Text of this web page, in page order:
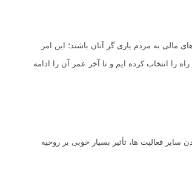
مالی به مردم یاری گر آنان باشند؛ این امر
را انتخاب کرده ایم و تا آخر عمر آن را ادامه
فعالیت ها، تأثیر بسیار خوبی بر روحیه